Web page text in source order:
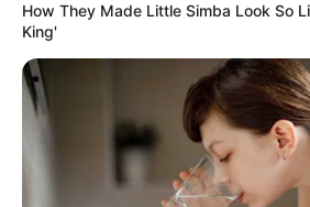
TEMAS RELACIONADOS
HALLAZGO INVESTIGACIÓN
How They Made Little Simba Look So
King'